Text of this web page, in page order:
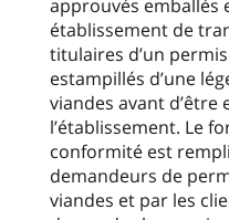
approuvés emballés
établissement de
titulaires d’un
estampillés d’une
viandes avant d’être
l’établissement. Le
conformité est
demandeurs de
viandes et par les